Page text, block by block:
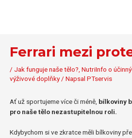
Ferrari mezi
/ Jak funguje naše tělo? NutriInfo o
výživové doplňky/ Napsal PTservis
Ať už sportujeme více či méně, bílkoviny
pro naše tělo nezastupitelnou roli.
Kdybychom si ve zkratce měli bílkoviny